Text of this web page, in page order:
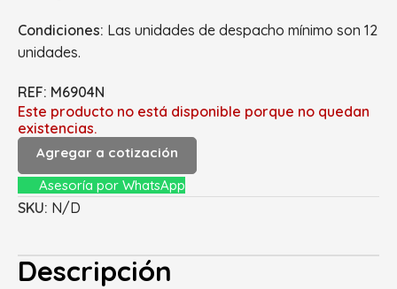
Condiciones: Las unidades de despacho mínimo son 12
unidades.
REF: M6904N
Este producto no está disponible porque no quedan
existencias.
Agregar a cotización
Asesoría por WhatsApp
SKU: N/D
Descripción